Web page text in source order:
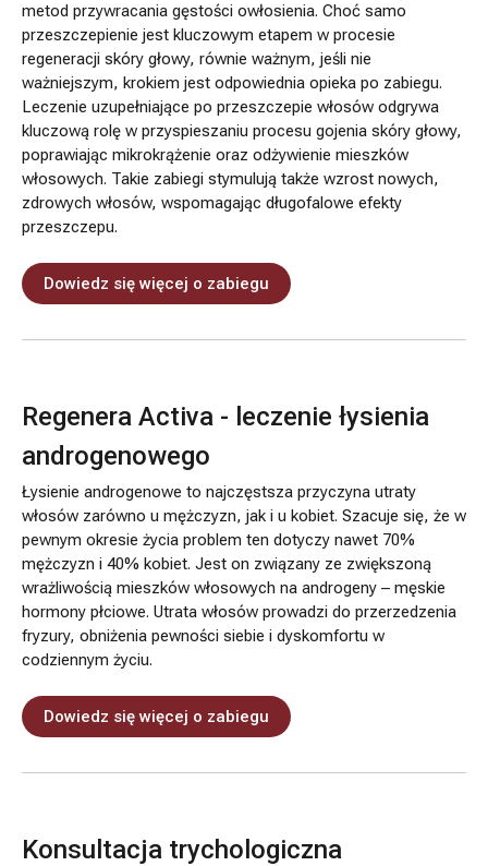
metod przywracania gęstości owłosienia. Choć samo
przeszczepienie jest kluczowym etapem w procesie
regeneracji skóry głowy, równie ważnym, jeśli nie
ważniejszym, krokiem jest odpowiednia opieka po zabiegu.
Leczenie uzupełniające po przeszczepie włosów odgrywa
kluczową rolę w przyspieszaniu procesu gojenia skóry głowy,
poprawiając mikrokrążenie oraz odżywienie mieszków
włosowych. Takie zabiegi stymulują także wzrost nowych,
zdrowych włosów, wspomagając długofalowe efekty
przeszczepu.
Dowiedz się więcej o zabiegu
Regenera Activa - leczenie łysienia
androgenowego
Łysienie androgenowe to najczęstsza przyczyna utraty
włosów zarówno u mężczyzn, jak i u kobiet. Szacuje się, że w
pewnym okresie życia problem ten dotyczy nawet 70%
mężczyzn i 40% kobiet. Jest on związany ze zwiększoną
wrażliwością mieszków włosowych na androgeny – męskie
hormony płciowe. Utrata włosów prowadzi do przerzedzenia
fryzury, obniżenia pewności siebie i dyskomfortu w
codziennym życiu.
Dowiedz się więcej o zabiegu
Konsultacja trychologiczna